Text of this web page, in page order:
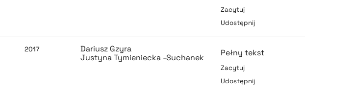
Zacytuj
Udostępnij
2017
Dariusz Gzyra
Justyna Tymieniecka -Suchanek
Pełny tekst
Zacytuj
Udostępnij